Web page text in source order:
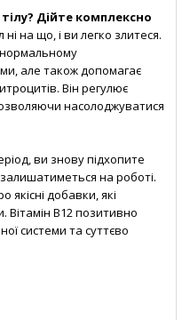
Дійте комплексно
на що, і ви легко злитеся.
нормальному
але також допомагає
Він регулює
насолоджуватися
ви знову підхопите
на роботі.
добавки, які
В12 позитивно
системи та суттєво